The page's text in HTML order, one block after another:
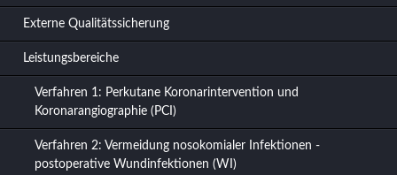
Externe Qualitätssicherung
Leistungsbereiche
Verfahren 1: Perkutane Koronarintervention und
Koronarangiographie (PCI)
Verfahren 2: Vermeidung nosokomialer Infektionen -
postoperative Wundinfektionen (WI)